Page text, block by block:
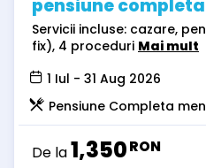
pensiune completa
Servicii incluse: cazare,
fix), 4 proceduri Mai mult
1 Iul - 31 Aug 2026
Pensiune Completa
De la1,350RON